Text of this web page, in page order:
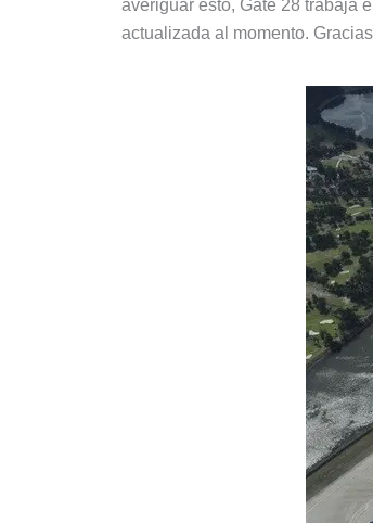
averiguar esto, Gate 28 trabaja
actualizada al momento.